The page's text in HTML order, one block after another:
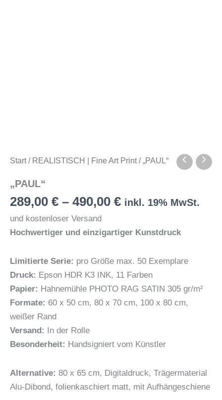
Start/ REALISTISCH | Fine Art Print/ „PAUL“
„PAUL“
289,00 € – 490,00 € inkl. 19% MwSt.
und kostenloser Versand
Hochwertiger und einzigartiger Kunstdruck
Limitierte Serie: pro Größe max. 50 Exemplare
Druck: Epson HDR K3 INK, 11 Farben
Papier: Hahnemühle PHOTO RAG SATIN 305 gr/m²
Formate: 60 x 50 cm, 80 x 70 cm, 100 x 80 cm,
weißer Rand
Versand: In der Rolle
Besonderheit: Handsigniert vom Künstler
Alternative: 80 x 65 cm, Digitaldruck, Trägermaterial
Alu-Dibond, folienkaschiert matt, mit Aufhängeschiene